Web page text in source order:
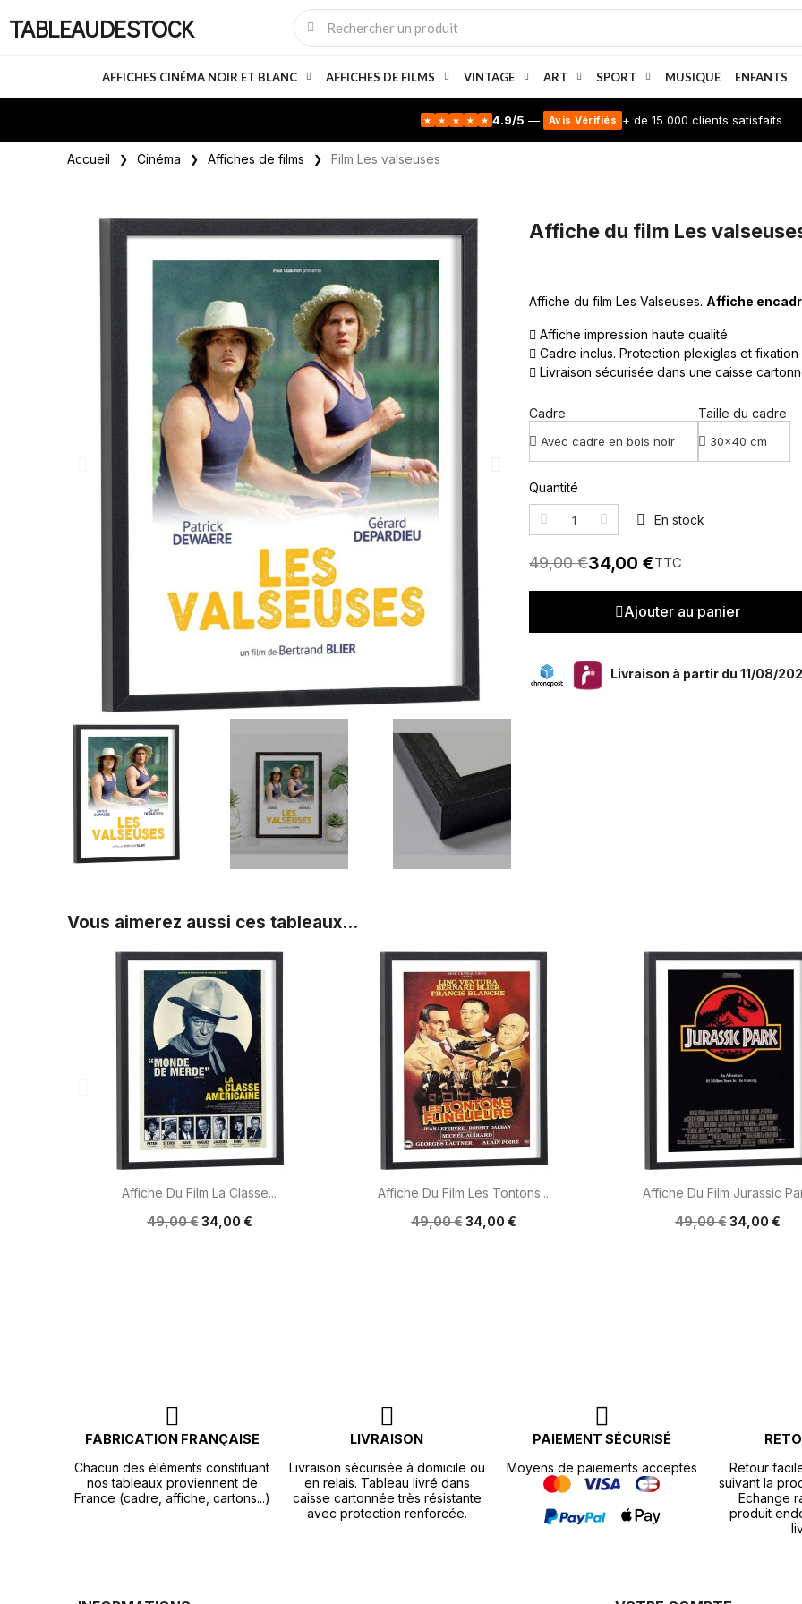
TABLEAUDESTOCK
AFFICHES CINÉMA NOIR ET BLANC AFFICHES DE FILMS VINTAGE ART SPORT MUSIQUE ENFANTS
★ ★ ★ ★ ★ 4.9/5 — Avis Vérifiés + de 15 000 clients satisfaits
Accueil Cinéma Affiches de films Film Les valseuses
Affiche du film Les
Affiche du film Les Valseuses. Affiche
Affiche impression haute qualité
Cadre inclus. Protection plexiglas et
Livraison sécurisée dans une caisse
Cadre Taille du cadre
Quantité
En stock
49,00 €34,00 €TTC
Ajouter au panier
Livraison à partir du 11/08/
Vous aimerez aussi ces tableaux...
Aperçu rapide
Affiche Du Film La Classe...
49,00 €34,00 €
Aperçu rapide
Affiche Du Film Les Tontons...
49,00 €34,00 €
 Aperçu rapide
Affiche Du Film Jurassic
49,00 €34,00 €
FABRICATION FRANÇAISE
Chacun des éléments constituant
nos tableaux proviennent de
France (cadre, affiche, cartons...)
LIVRAISON
Livraison sécurisée à domicile ou
en relais. Tableau livré dans
caisse cartonnée très résistante
avec protection renforcée.
PAIEMENT SÉCURISÉ
Moyens de paiements acceptés
Retour
suivant la
Echange
produit